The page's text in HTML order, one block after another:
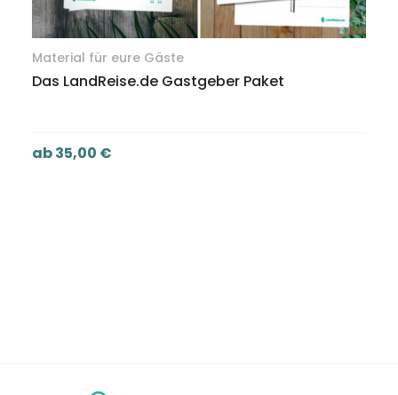
Material für eure Gäste
Das LandReise.de Gastgeber Paket
ab35,00 €